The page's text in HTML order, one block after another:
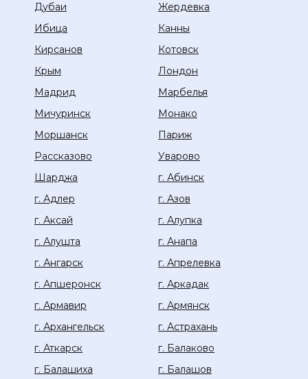
Дубаи
Жердевка
Ибица
Канны
Кирсанов
Котовск
Крым
Лондон
Мадрид
Марбелья
Мичуринск
Монако
Моршанск
Париж
Рассказово
Уварово
Шарджа
г. Абинск
г. Адлер
г. Азов
г. Аксай
г. Алупка
г. Алушта
г. Анапа
г. Ангарск
г. Апрелевка
г. Апшеронск
г. Аркадак
г. Армавир
г. Армянск
г. Архангельск
г. Астрахань
г. Аткарск
г. Балаково
г. Балашиха
г. Балашов